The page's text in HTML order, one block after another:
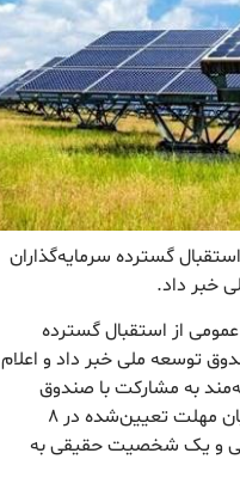
گسترده سرمایه‌گذاران
خبر داد.
عمومی از استقبال گسترده
توسعه ملی خبر داد و اعلام
علاقه‌مند به مشارکت با صندوق
توسعه ملی در چهار نیروگاه خورشیدی احداث‌شده، تا پایان مهلت تعیین‌شده در ۸
از سوی *۵۶ شخصیت حقوقی و یک شخصیت حقیقی به